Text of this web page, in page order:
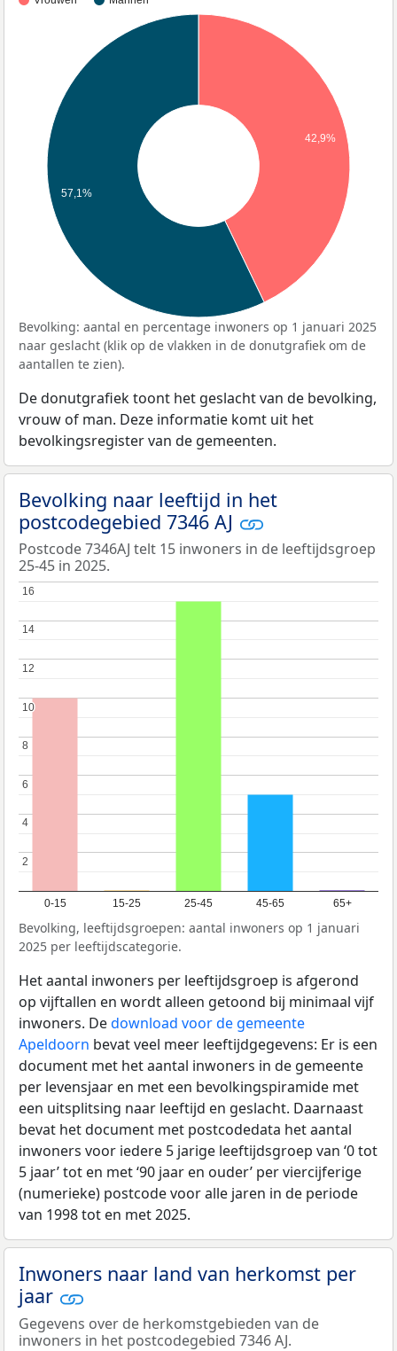
42,9%
57,1%
Bevolking: aantal en percentage inwoners op 1 januari 2025
naar geslacht (klik op de vlakken in de donutgrafiek om de
aantallen te zien).
De donutgrafiek toont het geslacht van de bevolking,
vrouw of man. Deze informatie komt uit het
bevolkingsregister van de gemeenten.
Bevolking naar leeftijd in het
postcodegebied 7346 AJ
Postcode 7346AJ telt 15 inwoners in de leeftijdsgroep
25-45 in 2025.
0-15 15-25 25-45 45-65 65+
2
2
4
4
6
6
8
8
10
10
12
12
14
14
16
16
Bevolking, leeftijdsgroepen: aantal inwoners op 1 januari
2025 per leeftijdscategorie.
Het aantal inwoners per leeftijdsgroep is afgerond
op vijftallen en wordt alleen getoond bij minimaal vijf
inwoners. Dedownload voor de gemeente
Apeldoorn bevat veel meer leeftijdgegevens: Er is een
document met het aantal inwoners in de gemeente
per levensjaar en met een bevolkingspiramide met
een uitsplitsing naar leeftijd en geslacht. Daarnaast
bevat het document met postcodedata het aantal
inwoners voor iedere 5 jarige leeftijdsgroep van ‘0 tot
5 jaar’ tot en met ‘90 jaar en ouder’ per viercijferige
(numerieke) postcode voor alle jaren in de periode
van 1998 tot en met 2025.
Inwoners naar land van herkomst per
jaar
Gegevens over de herkomstgebieden van de
inwoners in het postcodegebied 7346 AJ.